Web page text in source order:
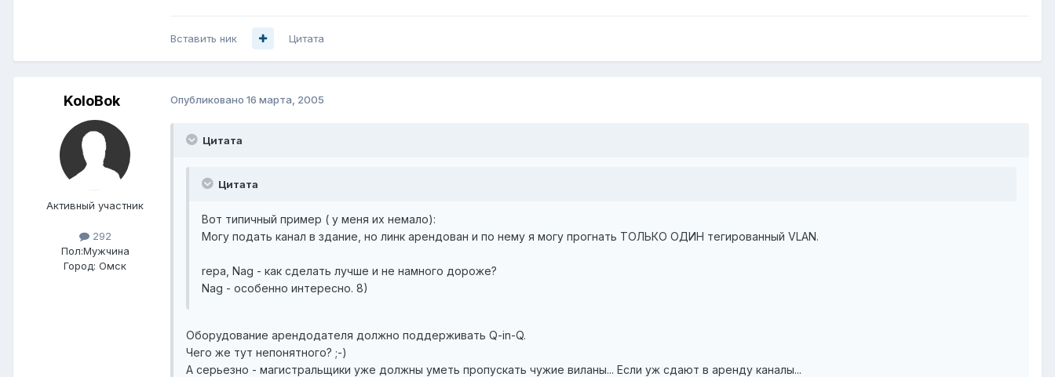
Вставить ник Цитата
KoloBok
Активный участник
292
Пол:Мужчина
Город: Омск
Опубликовано 16 марта, 2005
Цитата
Цитата
Вот типичный пример ( у меня их немало):
Могу подать канал в здание, но линк арендован и по нему я могу прогнать ТОЛЬКО ОДИН тегированный VLAN.
repa, Nag - как сделать лучше и не намного дороже?
Nag - особенно интересно. 8)
Оборудование арендодателя должно поддерживать Q-in-Q.
Чего же тут непонятного? ;-)
А серьезно - магистральщики уже должны уметь пропускать чужие виланы... Если уж сдают в аренду каналы...